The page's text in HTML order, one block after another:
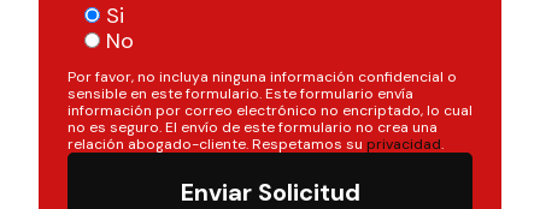
Si
No
Por favor, no incluya ninguna información confidencial o
sensible en este formulario. Este formulario envía
información por correo electrónico no encriptado, lo cual
no es seguro. El envío de este formulario no crea una
relación abogado-cliente. Respetamos su privacidad.
Enviar Solicitud